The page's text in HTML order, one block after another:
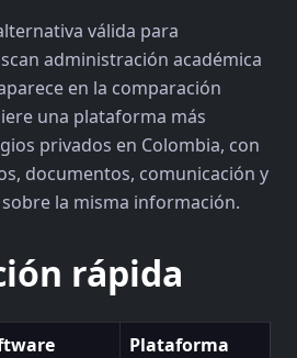
válida para
administración académica
en la comparación
una plataforma más
privados en Colombia, con
documentos, comunicación y
la misma información.
rápida
Plataforma